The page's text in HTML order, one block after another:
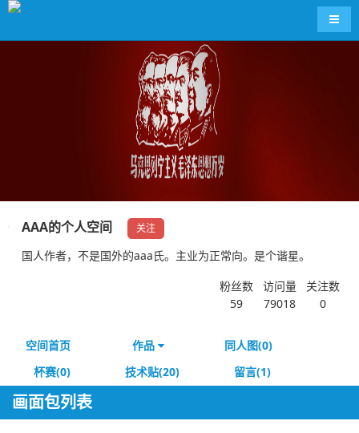
导航
AAA的个人空间 关注
国人作者，不是国外的aaa氏。主业为正常向。是个谐星。
粉丝数
59
访问量
79018
关注数
0
空间首页 作品
同人图(0)
杯赛(0)
技术贴(20) 留言(1)
画面包列表